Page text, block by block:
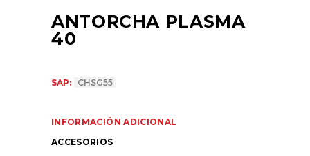
ANTORCHA PLASMA
40
SAP: CHSG55
INFORMACIÓN ADICIONAL
ACCESORIOS